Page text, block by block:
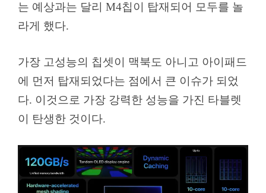
는 예상과는 달리 M4칩이 탑재되어 모두를 놀
라게 했다.
가장 고성능의 칩셋이 맥북도 아니고 아이패드
에 먼저 탑재되었다는 점에서 큰 이슈가 되었
다. 이것으로 가장 강력한 성능을 가진 타블렛
이 탄생한 것이다.